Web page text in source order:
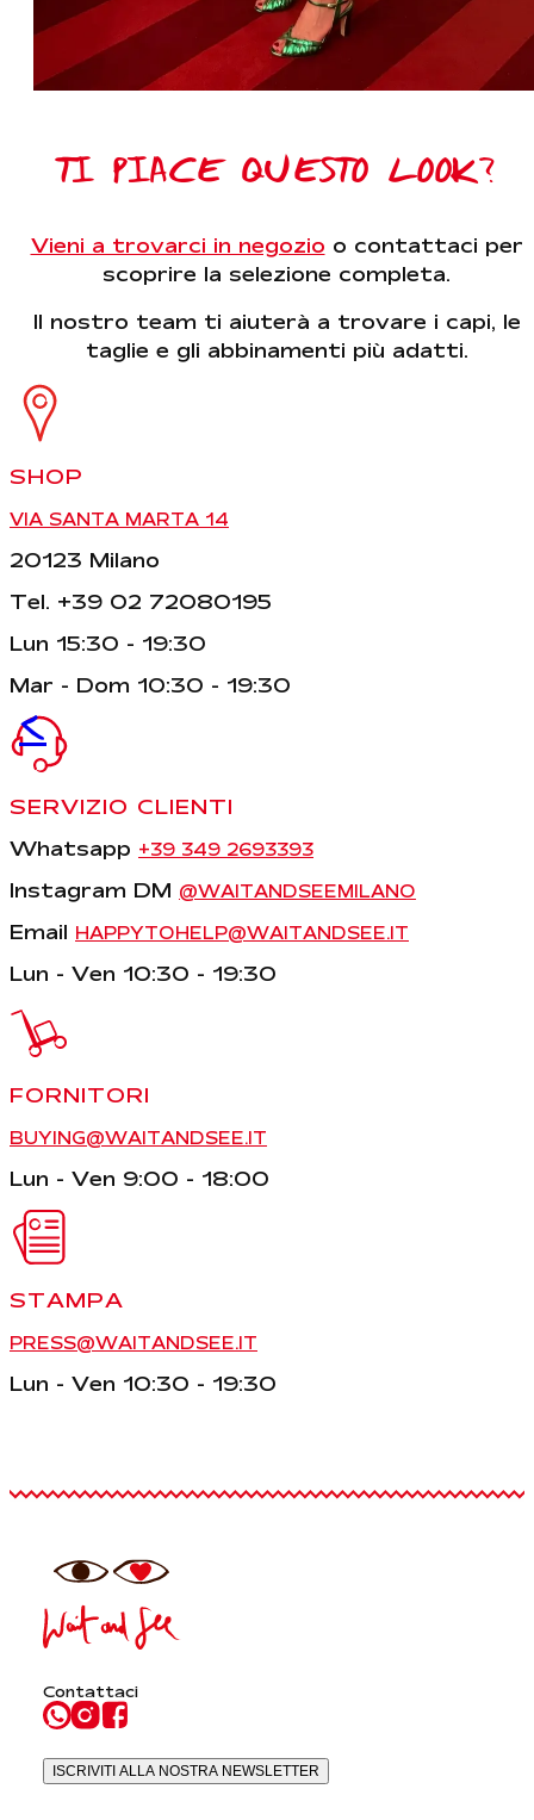
<
TI PIACE QUESTO LOOK?
Vieni a trovarci in negozio o contattaci per
scoprire la selezione completa.
Il nostro team ti aiuterà a trovare i capi, le
taglie e gli abbinamenti più adatti.
SHOP
VIA SANTA MARTA 14
20123 Milano
Tel. +39 02 72080195
Lun 15:30 - 19:30
Mar - Dom 10:30 - 19:30
SERVIZIO CLIENTI
Whatsapp +39 349 2693393
Instagram DM @WAITANDSEEMILANO
Email HAPPYTOHELP@WAITANDSEE.IT
Lun - Ven 10:30 - 19:30
FORNITORI
BUYING@WAITANDSEE.IT
Lun - Ven 9:00 - 18:00
STAMPA
PRESS@WAITANDSEE.IT
Lun - Ven 10:30 - 19:30
Contattaci
ISCRIVITI ALLA NOSTRA NEWSLETTER